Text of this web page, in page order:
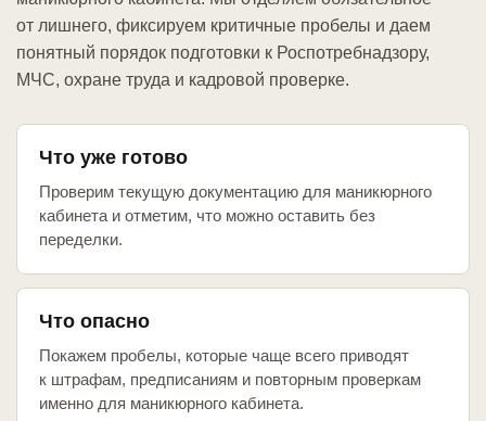
от лишнего, фиксируем критичные пробелы и даем
понятный порядок подготовки к Роспотребнадзору,
МЧС, охране труда и кадровой проверке.
Что уже готово
Проверим текущую документацию для маникюрного
кабинета и отметим, что можно оставить без
переделки.
Что опасно
Покажем пробелы, которые чаще всего приводят
к штрафам, предписаниям и повторным проверкам
именно для маникюрного кабинета.